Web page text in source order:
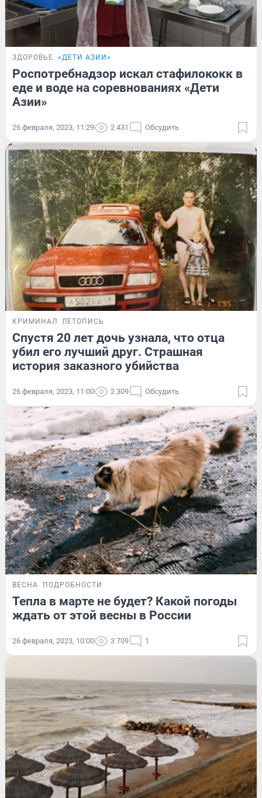
ЗДОРОВЬЕ «ДЕТИ АЗИИ»
Роспотребнадзор искал стафилококк в
еде и воде на соревнованиях «Дети
Азии»
26 февраля, 2023, 11:29 2 431 Обсудить
КРИМИНАЛ ЛЕТОПИСЬ
Спустя 20 лет дочь узнала, что отца
убил его лучший друг. Страшная
история заказного убийства
26 февраля, 2023, 11:00 2 309 Обсудить
ВЕСНА ПОДРОБНОСТИ
Тепла в марте не будет? Какой погоды
ждать от этой весны в России
26 февраля, 2023, 10:00 3 709 1